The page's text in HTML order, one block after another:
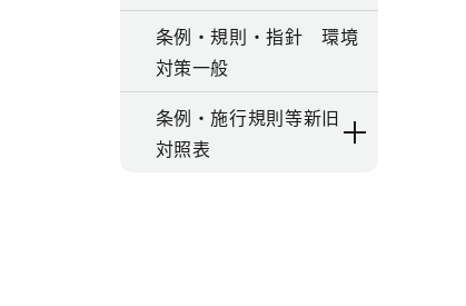
条例・規則・指針 環境
対策一般
条例・施行規則等新旧
対照表